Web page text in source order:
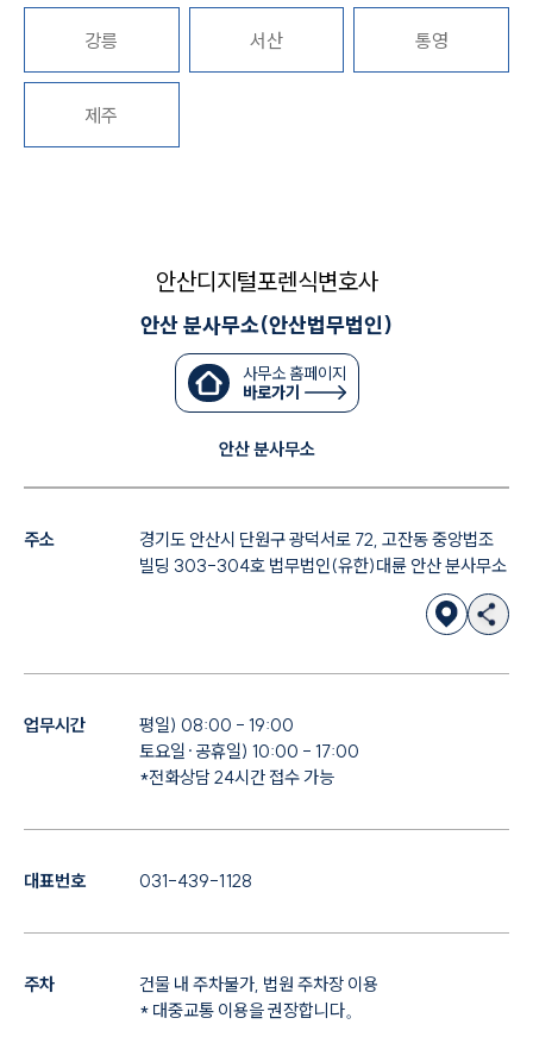
대륜법률상담예약
강릉 서산 통영
제주
안산디지털포렌식변호사
안산 분사무소(안산법무법인)
사무소 홈페이지
바로가기
안산 분사무소
주소
경기도 안산시 단원구 광덕서로 72, 고잔동 중앙법조
빌딩 303-304호 법무법인(유한)대륜 안산 분사무소
업무시간
평일) 08:00 - 19:00
토요일·공휴일) 10:00 - 17:00
*전화상담 24시간 접수 가능
대표번호 031-439-1128
주차
건물 내 주차불가, 법원 주차장 이용
* 대중교통 이용을 권장합니다。